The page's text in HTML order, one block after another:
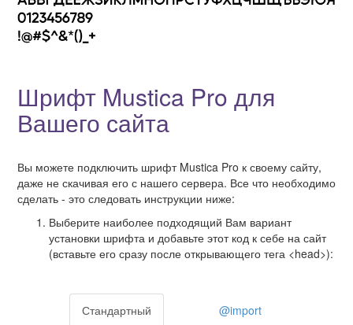
Шрифт Mustica Pro для
Вашего сайта
Вы можете подключить шрифт Mustica Pro к своему сайту,
даже не скачивая его с нашего сервера. Все что необходимо
сделать - это следовать инструкции ниже:
Выберите наиболее подходящий Вам вариант
установки шрифта и добавьте этот код к себе на сайт
(вставьте его сразу после открывающего тега <head>):
Стандартный @import